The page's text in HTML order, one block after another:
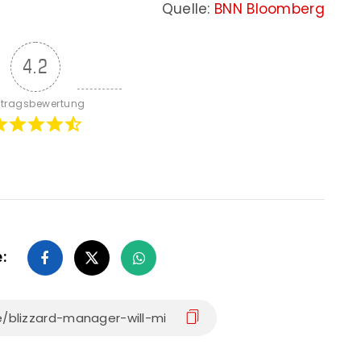
Quelle: BNN Bloomberg
4.2